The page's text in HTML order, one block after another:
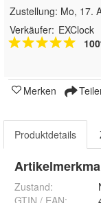
Zustellung: Mo, 17.
Verkäufer: EXClock
Merken
Produktdetails
Zustand: